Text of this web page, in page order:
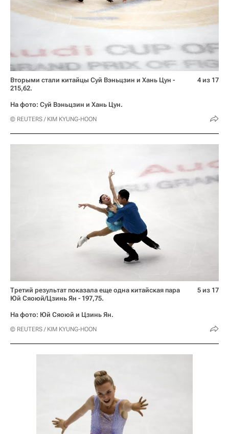
Вторыми стали китайцы Суй Вэньцзин и Хань Цун -
215,62.
На фото: Суй Вэньцзин и Хань Цун.
© REUTERS / KIM KYUNG-HOON
4 из 17
Третий результат показала еще одна китайская пара
Юй Сяоюй/Цзинь Ян - 197,75.
На фото: Юй Сяоюй и Цзинь Ян.
© REUTERS / KIM KYUNG-HOON
5 из 17